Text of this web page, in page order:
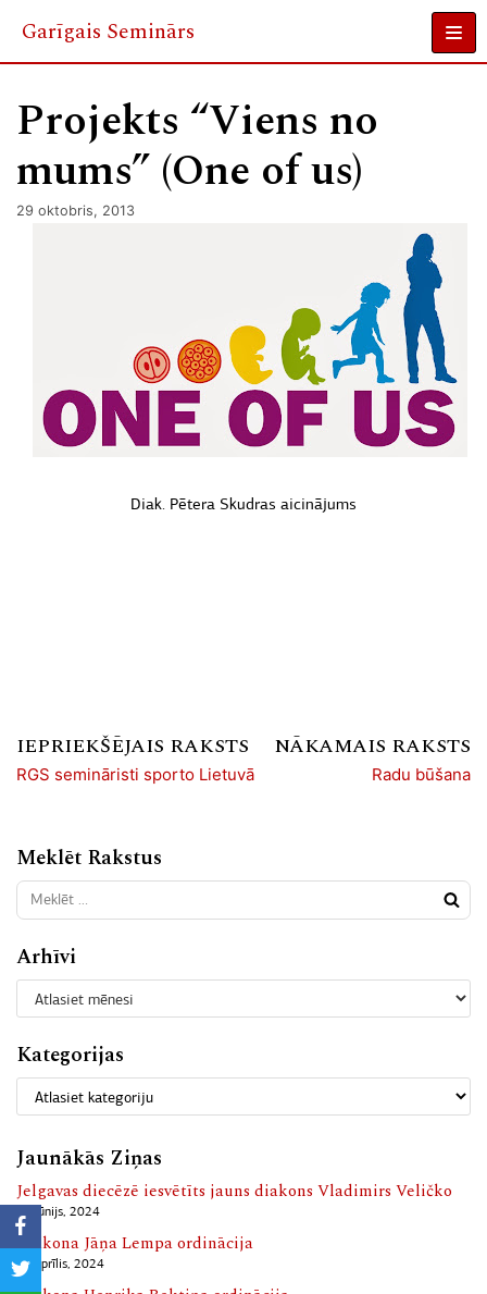
Skip
content
Garīgais Seminārs
Projekts “Viens no
mums” (One of us)
29 oktobris, 2013
Diak. Pētera Skudras aicinājums
IEPRIEKŠĒJAIS RAKSTS
RGS semināristi sporto Lietuvā
NĀKAMAIS RAKSTS
Radu būšana
Meklēt Rakstus
Arhīvi
Kategorijas
Jaunākās Ziņas
Jelgavas diecēzē iesvētīts jauns diakons Vladimirs Veličko
10 jūnijs, 2024
Diakona Jāņa Lempa ordinācija
13 aprīlis, 2024